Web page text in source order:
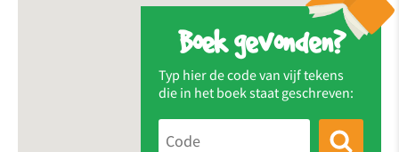
Boek gevonden?
Typ hier de code van vijf tekens
die in het boek staat geschreven: